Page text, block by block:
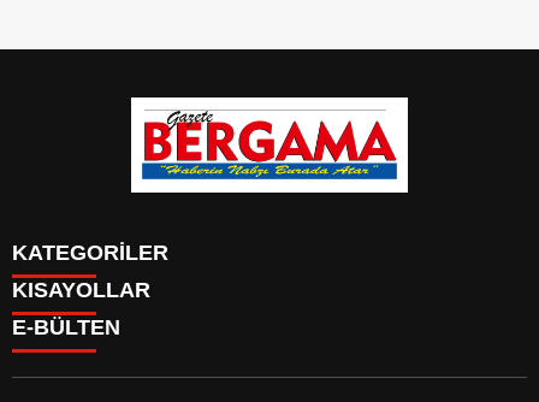
KATEGORİLER
CANLI YAYIN
BURÇLAR
KISAYOLLAR
Menü seçimi yapın. WP-ADMIN → Görünüm → Menüler
sayfasından menü eşleştirmesi yapınız.
E-BÜLTEN